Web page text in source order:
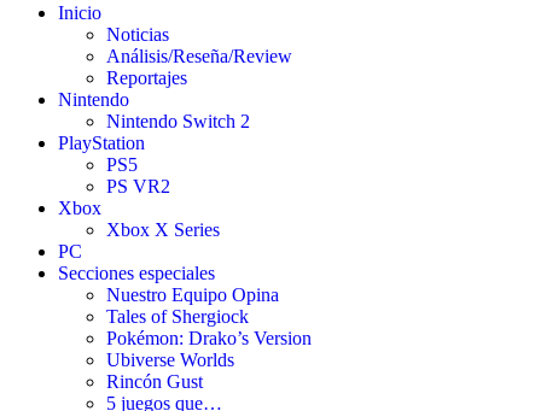
Inicio
Noticias
Análisis/Reseña/Review
Reportajes
Nintendo
Nintendo Switch 2
PlayStation
PS5
PS VR2
Xbox
Xbox X Series
PC
Secciones especiales
Nuestro Equipo Opina
Tales of Shergiock
Pokémon: Drako’s Version
Ubiverse Worlds
Rincón Gust
5 juegos que…